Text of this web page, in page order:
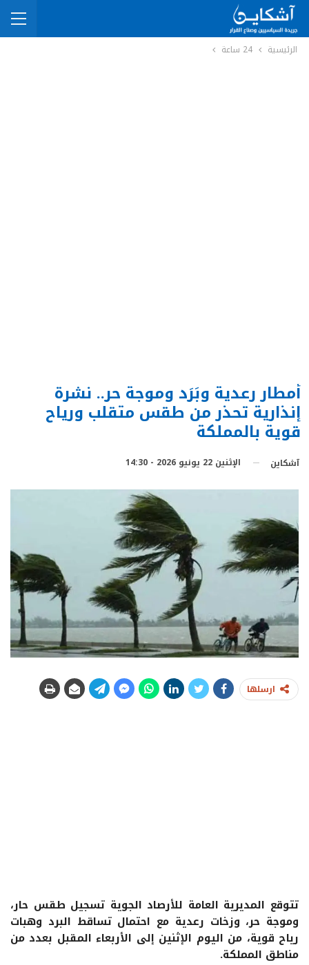
الرئيسية 24 ساعة
أمطار رعدية وبَرَد وموجة حر.. نشرة
إنذارية تحذر من طقس متقلب ورياح
قوية بالمملكة
آشكاين الإثنين 22 يونيو 2026 - 14:30
ارسلها
تتوقع المديرية العامة للأرصاد الجوية تسجيل طقس حار،
وموجة حر، وزخات رعدية مع احتمال تساقط البرد وهبات
رياح قوية، من اليوم الإثنين إلى الأربعاء المقبل بعدد من
مناطق المملكة.